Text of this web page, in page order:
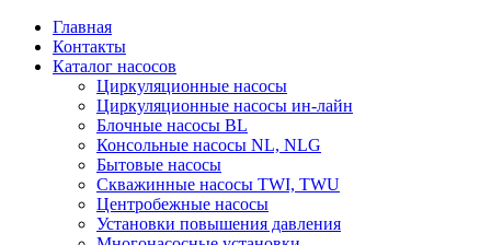
Главная
Контакты
Каталог насосов
Циркуляционные насосы
Циркуляционные насосы ин-лайн
Блочные насосы BL
Консольные насосы NL, NLG
Бытовые насосы
Скважинные насосы TWI, TWU
Центробежные насосы
Установки повышения давления